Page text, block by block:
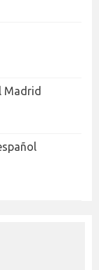
Madrid